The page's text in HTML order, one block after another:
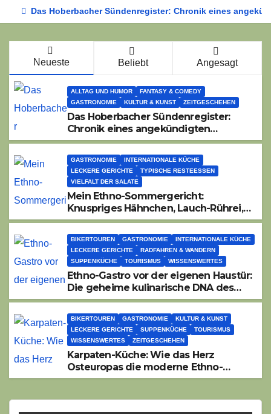
Das Hoberbacher Sündenregister: Chronik eines
Neueste Beliebt Angesagt
ALLTAG UND HUMOR
FANTASY & COMEDY
GASTRONOMIE
KULTUR & KUNST ZEITGESCHEHEN
Das Hoberbacher Sündenregister:
Chronik eines angekündigten
Dorffest-Debakels
GASTRONOMIE
INTERNATIONALE KÜCHE
LECKERE GERICHTE
TYPISCHE RESTEESSEN
VIELFALT DER SALATE
Mein Ethno-Sommergericht:
Knuspriges Hähnchen, Lauch-Rührei,
Salat
BIKERTOUREN GASTRONOMIE
INTERNATIONALE KÜCHE
LECKERE GERICHTE
RADFAHREN & WANDERN
SUPPENKÜCHE
TOURISMUS WISSENSWERTES
Ethno-Gastro vor der eigenen Haustür:
Die geheime kulinarische DNA des
Gasthofs „Zur Eiche“
BIKERTOUREN GASTRONOMIE
KULTUR & KUNST
LECKERE GERICHTE
SUPPENKÜCHE
TOURISMUS
WISSENSWERTES
ZEITGESCHEHEN
Karpaten-Küche: Wie das Herz
Osteuropas die moderne Ethno-
Gastronomie erobert